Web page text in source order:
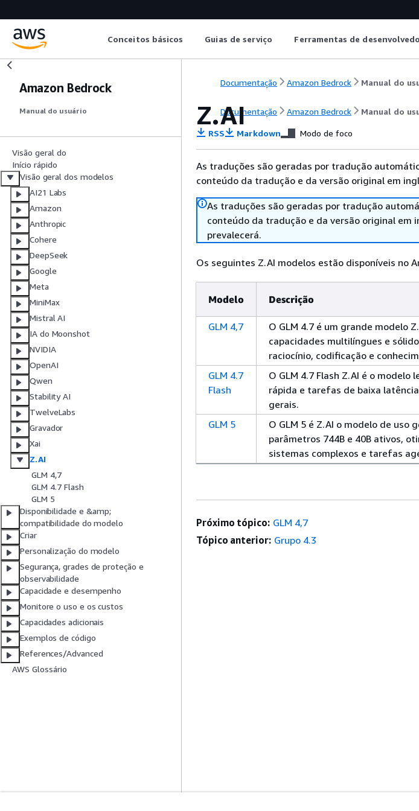
Conceitos básicos Guias de serviço Ferramentas de
Amazon Bedrock
Manual do usuário
Visão geral do
Início rápido
Visão geral dos modelos
AI21 Labs
Amazon
Anthropic
Cohere
DeepSeek
Google
Meta
MiniMax
Mistral AI
IA do Moonshot
NVIDIA
OpenAI
Qwen
Stability AI
TwelveLabs
Gravador
Xai
Z.AI
GLM 4,7
GLM 4.7 Flash
GLM 5
Disponibilidade e &amp;
compatibilidade do modelo
Criar
Personalização do modelo
Segurança, grades de proteção e
observabilidade
Capacidade e desempenho
Monitore o uso e os custos
Capacidades adicionais
Exemplos de código
References/Advanced
AWS Glossário
Documentação Amazon Bedrock Manual do
Documentação Amazon Bedrock Manual do
Z.AI
RSS Markdown Modo de foco
As traduções são geradas por tradução
conteúdo da tradução e da versão original em
As traduções são geradas por tradução
conteúdo da tradução e da versão original em
prevalecerá.
Os seguintes Z.AI modelos estão disponíveis no
Modelo Descrição
GLM 4,7
O GLM 4.7 é um grande modelo
capacidades multilíngues e
raciocínio, codificação e
GLM 4.7
Flash
O GLM 4.7 Flash Z.AI é o
rápida e tarefas de baixa
gerais.
GLM 5
O GLM 5 é Z.AI o modelo de uso
parâmetros 744B e 40B ativos,
sistemas complexos e tarefas
Próximo tópico: GLM 4,7
Tópico anterior: Grupo 4.3